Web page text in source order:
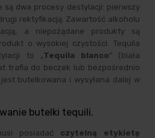
są dwa procesy destylacji: pierwszy
rektyfikacją. Zawartość alkoholu
a niepożądane produkty są
o wysokiej czystości. Tequila
to „Tequila blanco” (biała
trafia do beczek lub bezpośrednio
butelkowana i wysyłana dalej w
butelki tequili.
posiadać czytelną etykietę